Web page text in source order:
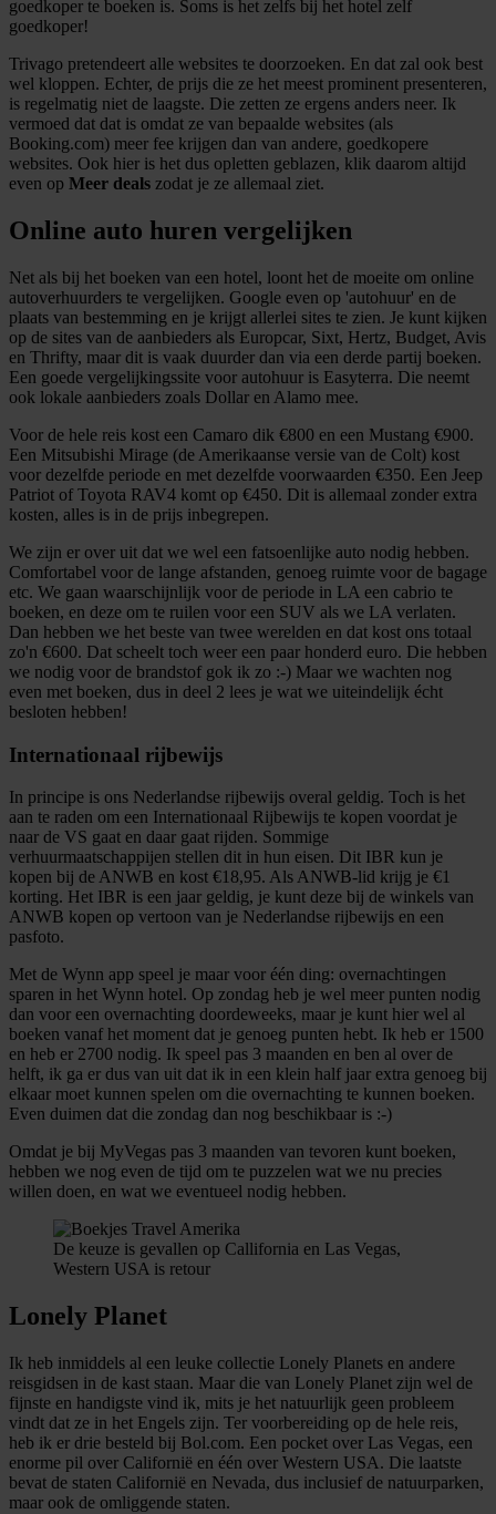
informatie over uw gebruik van onze site met onze
partners voor social media, adverteren en analyse. Deze
partners kunnen deze gegevens combineren met andere
informatie die u aan ze heeft verstrekt of die ze hebben
verzameld op basis van uw gebruik van hun services.
goedkoper te boeken is. Soms is het zelfs bij het hotel zelf
goedkoper!
Trivago pretendeert alle websites te doorzoeken. En dat zal ook best
wel kloppen. Echter, de prijs die ze het meest prominent presenteren,
is regelmatig niet de laagste. Die zetten ze ergens anders neer. Ik
vermoed dat dat is omdat ze van bepaalde websites (als
Booking.com) meer fee krijgen dan van andere, goedkopere
websites. Ook hier is het dus opletten geblazen, klik daarom altijd
even op Meer deals zodat je ze allemaal ziet.
Online auto huren vergelijken
Net als bij het boeken van een hotel, loont het de moeite om online
autoverhuurders te vergelijken. Google even op 'autohuur' en de
plaats van bestemming en je krijgt allerlei sites te zien. Je kunt kijken
op de sites van de aanbieders als Europcar, Sixt, Hertz, Budget, Avis
en Thrifty, maar dit is vaak duurder dan via een derde partij boeken.
Een goede vergelijkingssite voor autohuur is Easyterra. Die neemt
ook lokale aanbieders zoals Dollar en Alamo mee.
Voor de hele reis kost een Camaro dik €800 en een Mustang €900.
Een Mitsubishi Mirage (de Amerikaanse versie van de Colt) kost
voor dezelfde periode en met dezelfde voorwaarden €350. Een Jeep
Patriot of Toyota RAV4 komt op €450. Dit is allemaal zonder extra
kosten, alles is in de prijs inbegrepen.
We zijn er over uit dat we wel een fatsoenlijke auto nodig hebben.
Comfortabel voor de lange afstanden, genoeg ruimte voor de bagage
etc. We gaan waarschijnlijk voor de periode in LA een cabrio te
boeken, en deze om te ruilen voor een SUV als we LA verlaten.
Dan hebben we het beste van twee werelden en dat kost ons totaal
zo'n €600. Dat scheelt toch weer een paar honderd euro. Die hebben
we nodig voor de brandstof gok ik zo :-) Maar we wachten nog
even met boeken, dus in deel 2 lees je wat we uiteindelijk écht
besloten hebben!
Internationaal rijbewijs
In principe is ons Nederlandse rijbewijs overal geldig. Toch is het
aan te raden om een Internationaal Rijbewijs te kopen voordat je
naar de VS gaat en daar gaat rijden. Sommige
verhuurmaatschappijen stellen dit in hun eisen. Dit IBR kun je
kopen bij de ANWB en kost €18,95. Als ANWB-lid krijg je €1
korting. Het IBR is een jaar geldig, je kunt deze bij de winkels van
ANWB kopen op vertoon van je Nederlandse rijbewijs en een
pasfoto.
Met de Wynn app speel je maar voor één ding: overnachtingen
sparen in het Wynn hotel. Op zondag heb je wel meer punten nodig
dan voor een overnachting doordeweeks, maar je kunt hier wel al
boeken vanaf het moment dat je genoeg punten hebt. Ik heb er 1500
en heb er 2700 nodig. Ik speel pas 3 maanden en ben al over de
helft, ik ga er dus van uit dat ik in een klein half jaar extra genoeg bij
elkaar moet kunnen spelen om die overnachting te kunnen boeken.
Even duimen dat die zondag dan nog beschikbaar is :-)
Omdat je bij MyVegas pas 3 maanden van tevoren kunt boeken,
hebben we nog even de tijd om te puzzelen wat we nu precies
willen doen, en wat we eventueel nodig hebben.
De keuze is gevallen op Callifornia en Las Vegas,
Western USA is retour
Lonely Planet
Ik heb inmiddels al een leuke collectie Lonely Planets en andere
reisgidsen in de kast staan. Maar die van Lonely Planet zijn wel de
fijnste en handigste vind ik, mits je het natuurlijk geen probleem
vindt dat ze in het Engels zijn. Ter voorbereiding op de hele reis,
heb ik er drie besteld bij Bol.com. Een pocket over Las Vegas, een
enorme pil over Californië en één over Western USA. Die laatste
bevat de staten Californië en Nevada, dus inclusief de natuurparken,
maar ook de omliggende staten.